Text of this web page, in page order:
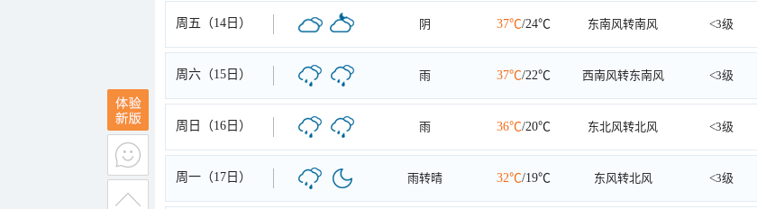
周五（14日） 阴 37℃/24℃ 东南风转南风 <3级
周六（15日） 雨 37℃/22℃ 西南风转东南风 <3级
周日（16日） 雨 36℃/20℃ 东北风转北风 <3级
周一（17日） 雨转晴 32℃/19℃ 东风转北风 <3级